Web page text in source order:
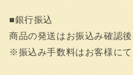
■銀行振込
商品の発送はお振込み確認後
※振込み手数料はお客様にて